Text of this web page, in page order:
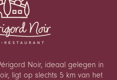
Noir, ideaal gelegen in
ligt op slechts 5 km van het